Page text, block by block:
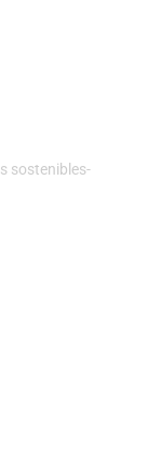
sostenibles-